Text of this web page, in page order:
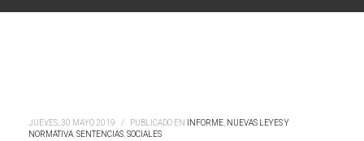
JUEVES, 30 MAYO 2019 / PUBLICADO EN INFORME NUEVAS LEYES Y
NORMATIVA SENTENCIAS SOCIALES